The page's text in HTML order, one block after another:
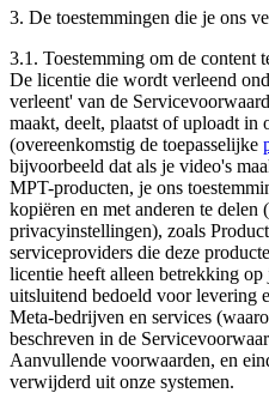
3. De toestemmingen die je ons
3.1. Toestemming om de content
De licentie die wordt verleend
verleent' van de
maakt, deelt, plaatst of uploadt
(overeenkomstig de toepasselijke
bijvoorbeeld dat als je video's
MPT-producten, je ons
kopiëren en met anderen te delen
privacyinstellingen), zoals
serviceproviders die deze
licentie heeft alleen betrekking
uitsluitend bedoeld voor levering
Meta-bedrijven en services
beschreven in de
Aanvullende voorwaarden, en
verwijderd uit onze systemen.